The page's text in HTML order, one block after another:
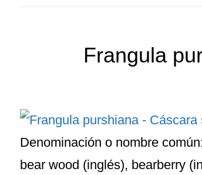
Frangula
Denominación o nombre
bear wood (inglés), bearberry